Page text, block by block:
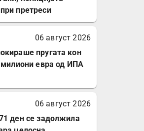
претреси
06 август 2026
пругата кон
милиони евра од ИПА
06 август 2026
ден се задолжила